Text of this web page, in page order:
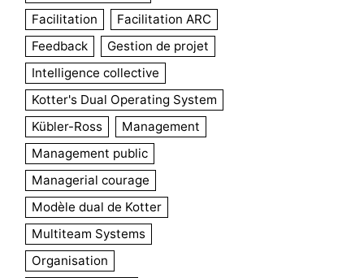
Facilitation
Facilitation ARC
Feedback
Gestion de projet
Intelligence collective
Kotter's Dual Operating System
Kübler-Ross
Management
Management public
Managerial courage
Modèle dual de Kotter
Multiteam Systems
Organisation